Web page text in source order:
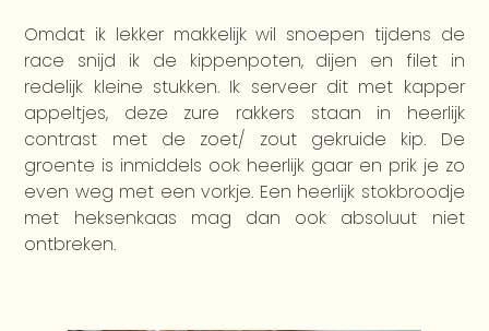
Omdat ik lekker makkelijk wil snoepen tijdens de
race snijd ik de kippenpoten, dijen en filet in
redelijk kleine stukken. Ik serveer dit met kapper
appeltjes, deze zure rakkers staan in heerlijk
contrast met de zoet/ zout gekruide kip. De
groente is inmiddels ook heerlijk gaar en prik je zo
even weg met een vorkje. Een heerlijk stokbroodje
met heksenkaas mag dan ook absoluut niet
ontbreken.